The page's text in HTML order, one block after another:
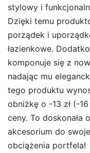
stylowy i
Dzięki temu
porządek i
łazienkowe.
komponuje się z
nadając mu
tego produktu
obniżkę o -13 zł (-
ceny. To
akcesorium do
obciążenia portfela!